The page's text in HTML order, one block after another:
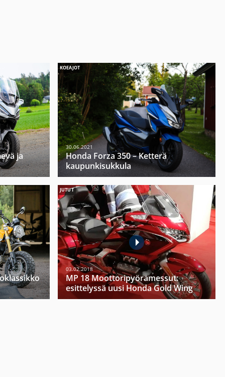
ja
KOEAJOT
30.06.2021
Honda Forza 350 – Ketterä
kaupunkisukkula
JUTUT
03.02.2018
MP 18 Moottoripyörämessut:
esittelyssä uusi Honda Gold Wing